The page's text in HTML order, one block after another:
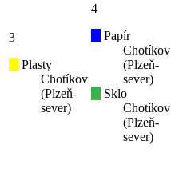
3
Plasty
Chotíkov
(Plzeň-
sever)
4
Papír
Chotíkov
(Plzeň-
sever)
Sklo
Chotíkov
(Plzeň-
sever)